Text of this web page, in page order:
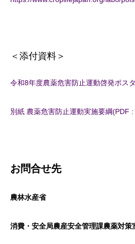
＜添付資料＞
令和8年度農薬危害防止運動啓発ポス
別紙 農薬危害防止運動実施要綱(PDF
お問合せ先
農林水産省
消費・安全局農産安全管理課農薬対策